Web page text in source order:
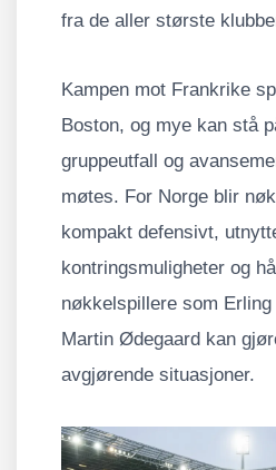
fra de aller største
Kampen mot Frankrike
Boston, og mye kan stå
gruppeutfall og
møtes. For Norge blir
kompakt defensivt,
kontringsmuligheter og
nøkkelspillere som
Martin Ødegaard kan
avgjørende situasjoner.